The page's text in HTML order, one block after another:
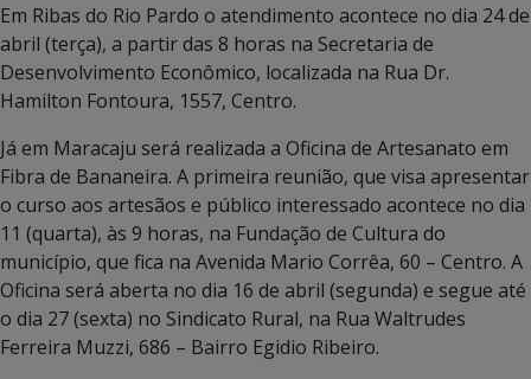
Em Ribas do Rio Pardo o atendimento acontece no dia 24 de
abril (terça), a partir das 8 horas na Secretaria de
Desenvolvimento Econômico, localizada na Rua Dr.
Hamilton Fontoura, 1557, Centro.
Já em Maracaju será realizada a Oficina de Artesanato em
Fibra de Bananeira. A primeira reunião, que visa apresentar
o curso aos artesãos e público interessado acontece no dia
11 (quarta), às 9 horas, na Fundação de Cultura do
município, que fica na Avenida Mario Corrêa, 60 – Centro. A
Oficina será aberta no dia 16 de abril (segunda) e segue até
o dia 27 (sexta) no Sindicato Rural, na Rua Waltrudes
Ferreira Muzzi, 686 – Bairro Egidio Ribeiro.